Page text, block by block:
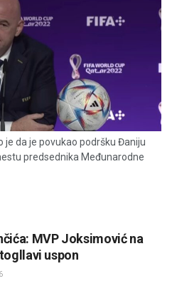
je da je povukao podršku Đaniju
predsednika Međunarodne
MVP Joksimović na
uspon